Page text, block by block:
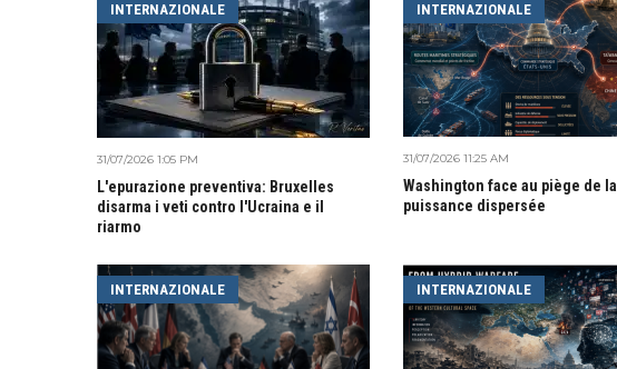
INTERNAZIONALE
31/07/2026 1:05 PM
L'epurazione preventiva: Bruxelles
disarma i veti contro l'Ucraina e il
riarmo
INTERNAZIONALE
31/07/2026 11:25 AM
Washington face au piège de la
puissance dispersée
INTERNAZIONALE INTERNAZIONALE